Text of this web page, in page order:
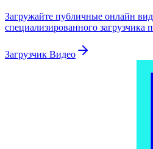
Загружайте публичные онлайн
специализированного загрузчика
Загрузчик Видео